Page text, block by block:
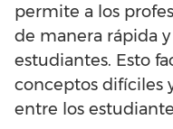
permite a los
de manera rápida
estudiantes. Esto
conceptos difíciles
entre los